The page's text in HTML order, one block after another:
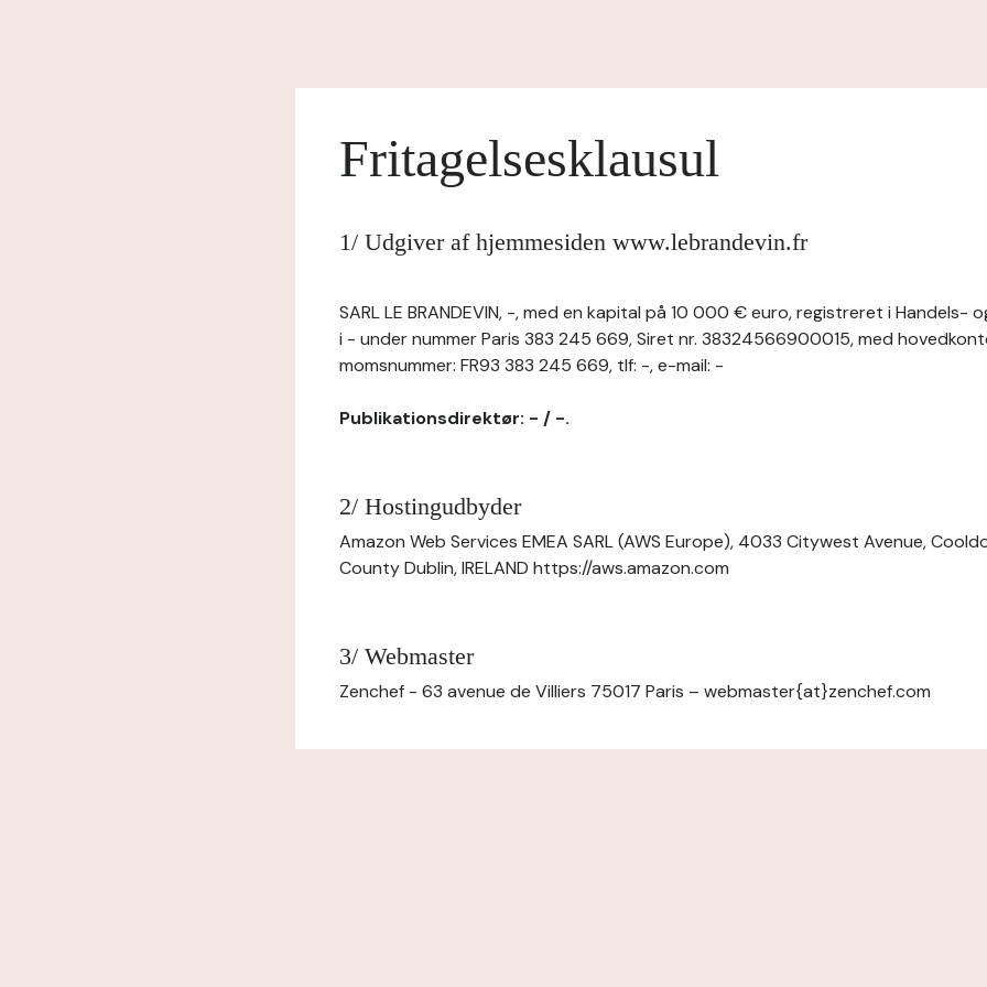
Fritagelsesklausul
1/ Udgiver af hjemmesiden www.lebrandevin.fr
SARL LE BRANDEVIN, -, med en kapital på 10 000 € euro, registreret i Handels-
i - under nummer Paris 383 245 669, Siret nr. 38324566900015, med
momsnummer: FR93 383 245 669, tlf: -, e-mail: -
Publikationsdirektør: - / -.
2/ Hostingudbyder
Amazon Web Services EMEA SARL (AWS Europe), 4033 Citywest Avenue,
County Dublin, IRELAND https://aws.amazon.com
3/ Webmaster
Zenchef - 63 avenue de Villiers 75017 Paris – webmaster{at}zenchef.com